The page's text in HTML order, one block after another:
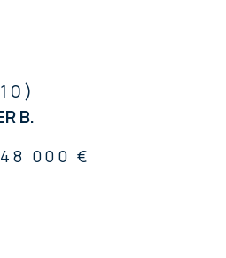
B.
000 €